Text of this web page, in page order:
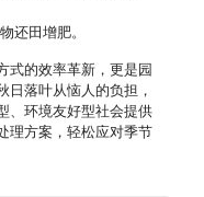
还田增肥。
式的效率革新，更是园
日落叶从恼人的负担，
、环境友好型社会提供
理方案，轻松应对季节